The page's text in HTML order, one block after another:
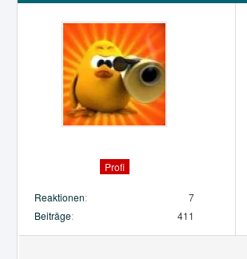
Profi
Reaktionen
7
Beiträge
411